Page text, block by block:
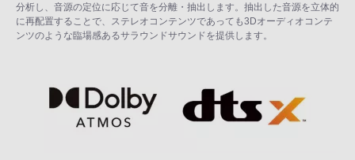
分析し、音源の定位に応じて音を分離・抽出します。抽出した音源を立体的
に再配置することで、ステレオコンテンツであっても3Dオーディオコンテ
ンツのような臨場感あるサラウンドサウンドを提供します。